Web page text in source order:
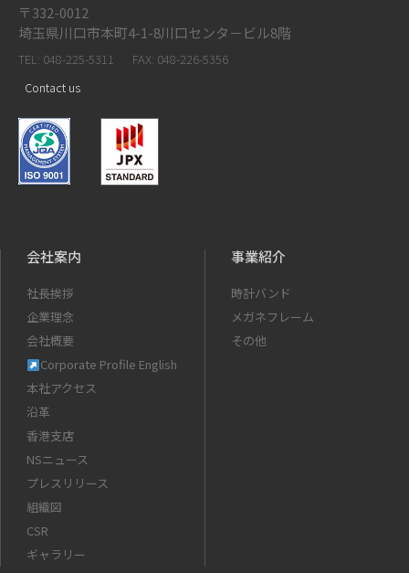
〒332-0012
埼玉県川口市本町4-1-8川口センタ－ビル8階
TEL: 048-225-5311
FAX: 048-226-5356
Contact us
会社案内
社長挨拶
企業理念
会社概要
Corporate Profile English
本社アクセス
沿革
香港支店
NSニュース
プレスリリース
組織図
CSR
ギャラリー
事業紹介
時計バンド
メガネフレーム
その他